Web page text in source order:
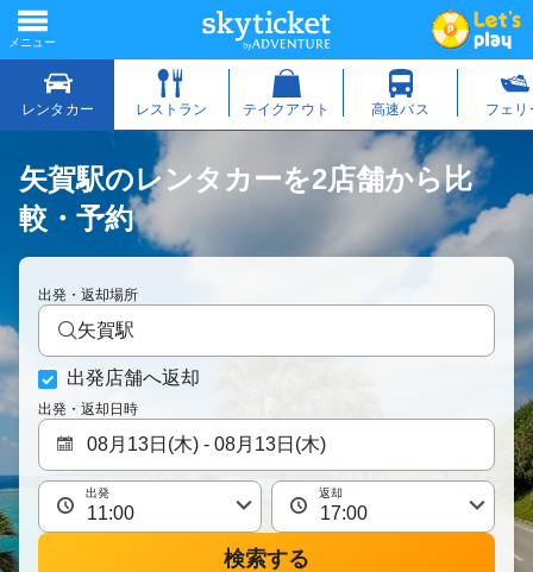
矢賀駅のレンタカーを2店舗から比
較・予約
出発・返却場所
矢賀駅
出発店舗へ返却
出発・返却日時
出発 返却
検索する